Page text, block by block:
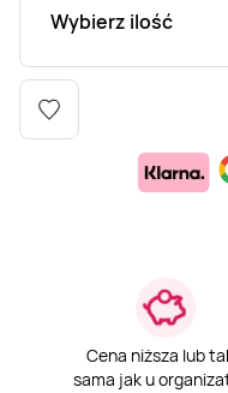
Wybierz ilość
Cena niższa lub
sama jak u